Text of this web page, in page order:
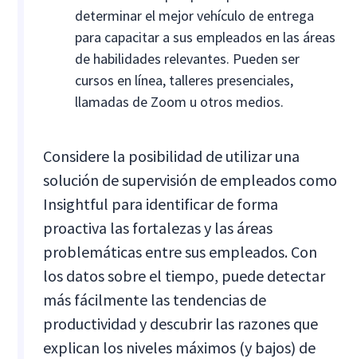
determinar el mejor vehículo de entrega
para capacitar a sus empleados en las áreas
de habilidades relevantes. Pueden ser
cursos en línea, talleres presenciales,
llamadas de Zoom u otros medios.
Considere la posibilidad de utilizar una
solución de supervisión de empleados como
Insightful para identificar de forma
proactiva las fortalezas y las áreas
problemáticas entre sus empleados. Con
los datos sobre el tiempo, puede detectar
más fácilmente las tendencias de
productividad y descubrir las razones que
explican los niveles máximos (y bajos) de